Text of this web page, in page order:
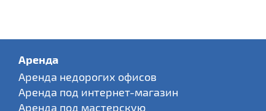
Аренда
Аренда недорогих офисов
Аренда под интернет-магазин
Аренда под мастерскую